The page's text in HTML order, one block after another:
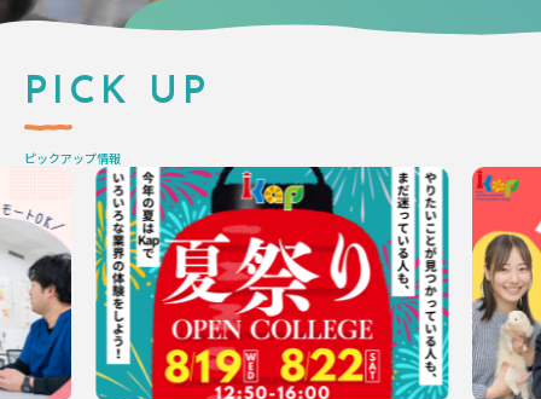
PICK UP
ピックアップ情報